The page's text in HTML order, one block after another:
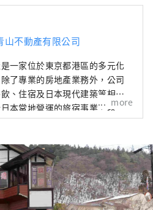
山不動產有限公司
一家位於東京都港區的多元化
了專業的房地產業務外，公司
、住宿及日本現代建築等相關
本當地營運的旅宿事業，以
本引以為傲的文化與技術」為
過五感全方位體驗的文化娛樂
住宿體驗；亦可造訪位於東京
年左右──象徵西方文化初入
為靈感所設計的西式建築風格
more